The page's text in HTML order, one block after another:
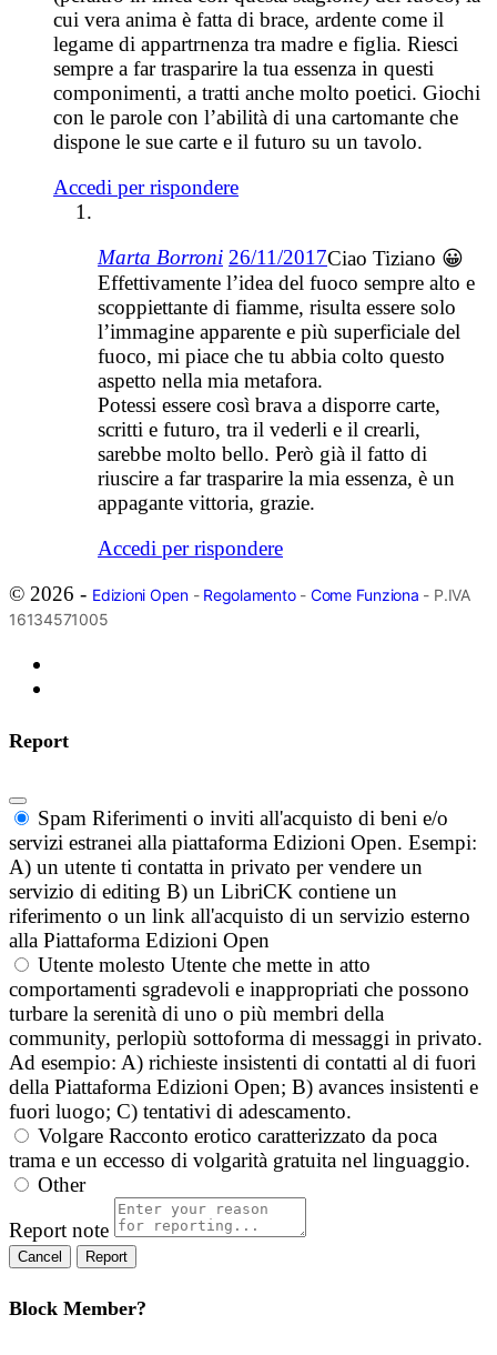
cui vera anima è fatta di brace, ardente come il
legame di appartrnenza tra madre e figlia. Riesci
sempre a far trasparire la tua essenza in questi
componimenti, a tratti anche molto poetici. Giochi
con le parole con l’abilità di una cartomante che
dispone le sue carte e il futuro su un tavolo.
Accedi per rispondere
Marta Borroni 26/11/2017Ciao Tiziano 😀
Effettivamente l’idea del fuoco sempre alto e
scoppiettante di fiamme, risulta essere solo
l’immagine apparente e più superficiale del
fuoco, mi piace che tu abbia colto questo
aspetto nella mia metafora.
Potessi essere così brava a disporre carte,
scritti e futuro, tra il vederli e il crearli,
sarebbe molto bello. Però già il fatto di
riuscire a far trasparire la mia essenza, è un
appagante vittoria, grazie.
Accedi per rispondere
© 2026 - Edizioni Open- Regolamento- Come Funziona - P.IVA
16134571005
Report
Spam Riferimenti o inviti all'acquisto di beni e/o
servizi estranei alla piattaforma Edizioni Open. Esempi:
A) un utente ti contatta in privato per vendere un
servizio di editing B) un LibriCK contiene un
riferimento o un link all'acquisto di un servizio esterno
alla Piattaforma Edizioni Open
Utente molesto Utente che mette in atto
comportamenti sgradevoli e inappropriati che possono
turbare la serenità di uno o più membri della
community, perlopiù sottoforma di messaggi in privato.
Ad esempio: A) richieste insistenti di contatti al di fuori
della Piattaforma Edizioni Open; B) avances insistenti e
fuori luogo; C) tentativi di adescamento.
Volgare Racconto erotico caratterizzato da poca
trama e un eccesso di volgarità gratuita nel linguaggio.
Other
Report note
Report
Block Member?